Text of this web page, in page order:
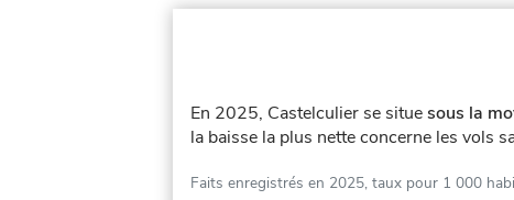
En 2025, Castelculier se situesous la
la baisse la plus nette concerne les vols
Faits enregistrés en 2025, taux pour 1 000